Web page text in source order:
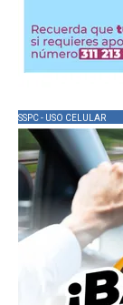
SSPC - USO CELULAR